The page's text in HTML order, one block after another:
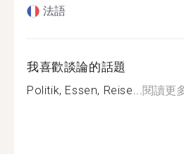
法語
我喜歡談論的話題
Politik, Essen, Reise...閱讀更